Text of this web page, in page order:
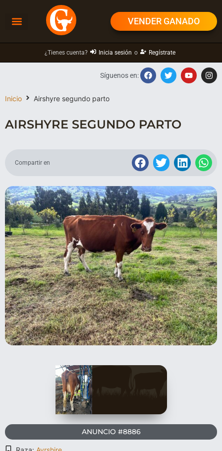
VENDER GANADO
¿Tienes cuenta? Inicia sesión o Regístrate
Inicio Airshyre segundo parto
Síguenos en:
AIRSHYRE SEGUNDO PARTO
Compartir en
ANUNCIO #8886